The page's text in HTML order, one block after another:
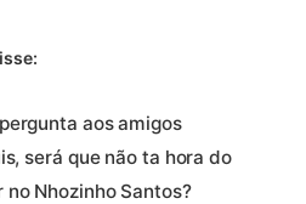
aos amigos
será que não ta hora do
Nhozinho Santos?